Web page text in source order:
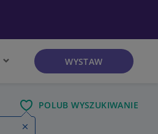
WYSTAW
POLUB WYSZUKIWANIE
Zamknij wskazówkę